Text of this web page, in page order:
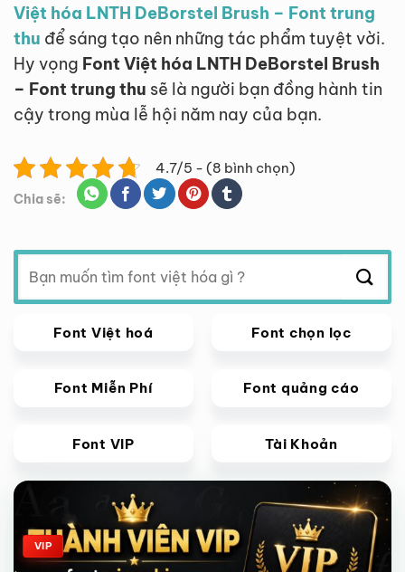
Việt hóa LNTH DeBorstel Brush – Font trung
thu để sáng tạo nên những tác phẩm tuyệt vời.
Hy vọng Font Việt hóa LNTH DeBorstel Brush
– Font trung thu sẽ là người bạn đồng hành tin
cậy trong mùa lễ hội năm nay của bạn.
4.7/5 - (8 bình chọn)
Chia sẽ:
Tìm
kiếm:
Font Việt hoá Font chọn lọc
Font Miễn Phí Font quảng cáo
Font VIP Tài Khoản
Giảm giá!
VIP